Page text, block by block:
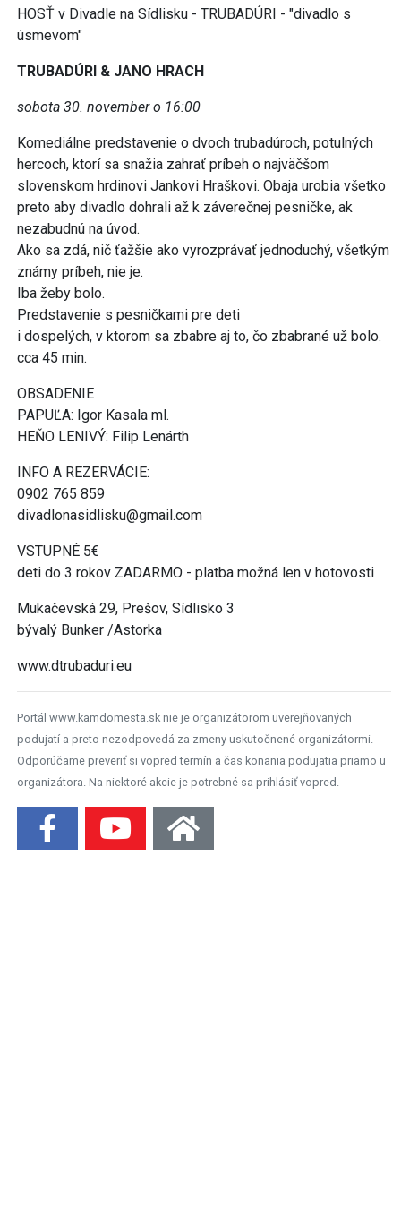
HOSŤ v Divadle na Sídlisku - TRUBADÚRI - "divadlo s
úsmevom"
TRUBADÚRI & JANO HRACH
sobota 30. november o 16:00
Komediálne predstavenie o dvoch trubadúroch, potulných
hercoch, ktorí sa snažia zahrať príbeh o najväčšom
slovenskom hrdinovi Jankovi Hraškovi. Obaja urobia všetko
preto aby divadlo dohrali až k záverečnej pesničke, ak
nezabudnú na úvod.
Ako sa zdá, nič ťažšie ako vyrozprávať jednoduchý, všetkým
známy príbeh, nie je.
Iba žeby bolo.
Predstavenie s pesničkami pre deti
i dospelých, v ktorom sa zbabre aj to, čo zbabrané už bolo.
cca 45 min.
OBSADENIE
PAPUĽA: Igor Kasala ml.
HEŇO LENIVÝ: Filip Lenárth
INFO A REZERVÁCIE:
0902 765 859
divadlonasidlisku@gmail.com
VSTUPNÉ 5€
deti do 3 rokov ZADARMO - platba možná len v hotovosti
Mukačevská 29, Prešov, Sídlisko 3
bývalý Bunker /Astorka
www.dtrubaduri.eu
Portál www.kamdomesta.sk nie je organizátorom uverejňovaných
podujatí a preto nezodpovedá za zmeny uskutočnené organizátormi.
Odporúčame preveriť si vopred termín a čas konania podujatia priamo u
organizátora. Na niektoré akcie je potrebné sa prihlásiť vopred.